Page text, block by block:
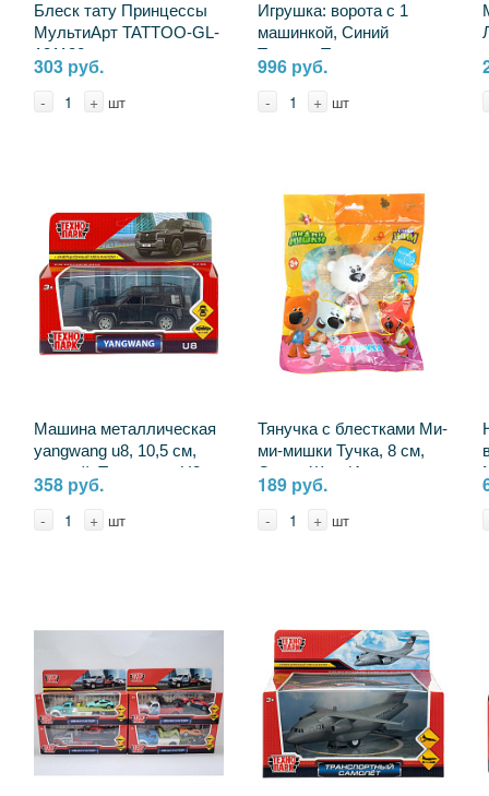
Блеск тату Принцессы
МультиАрт TATTOO-GL-
131132
303 руб.
- + шт
Игрушка: ворота с 1
машинкой, Синий
Трактор Технопарк
GATE-24-1XCAR-
BLUTRA-WOD
996 руб.
- + шт
Машина металлическая
yangwang u8, 10,5 см,
черный, Технопарк U8-
11-BK
358 руб.
- + шт
Тянучка с блестками Ми-
ми-мишки Тучка, 8 см,
Супер Жим Играем
Вместе XIN-MMT-GLFP-
189 руб.
- + шт